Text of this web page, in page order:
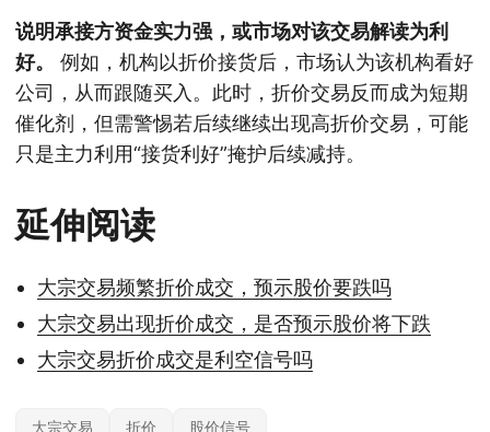
说明承接方资金实力强，或市场对该交易解读为利
好。
例如，机构以折价接货后，市场认为该机构看好
公司，从而跟随买入。此时，折价交易反而成为短期
催化剂，但需警惕若后续继续出现高折价交易，可能
只是主力利用“接货利好”掩护后续减持。
延伸阅读
大宗交易频繁折价成交，预示股价要跌吗
大宗交易出现折价成交，是否预示股价将下跌
大宗交易折价成交是利空信号吗
大宗交易 折价 股价信号